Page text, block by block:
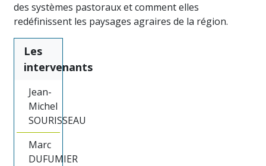
des systèmes pastoraux et comment elles
redéfinissent les paysages agraires de la région.
Les
intervenants
Jean-
Michel
SOURISSEAU
Marc
DUFUMIER